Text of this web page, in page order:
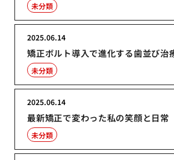
未分類
矯正ボルト導入で進化する歯並び治
2025.06.14
未分類
最新矯正で変わった私の笑顔と日常
2025.06.14
未分類